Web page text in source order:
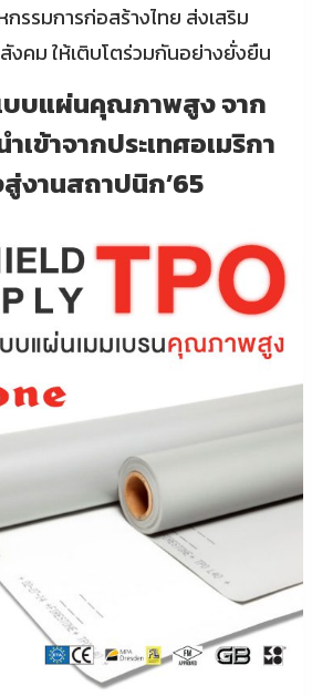
รรมการก่อสร้างไทย ส่งเสริม
คม ให้เติบโตร่วมกันอย่างยั่งยืน
บบแผ่นคุณภาพสูง จาก
ำเข้าจากประเทศอเมริกา
งานสถาปนิก’65